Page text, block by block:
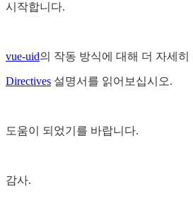
시작합니다.
vue-uid의 작동 방식에 대해 더 자세히
Directives 설명서를 읽어보십시오.
도움이 되었기를 바랍니다.
감사.